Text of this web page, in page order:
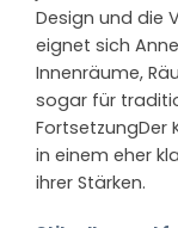
Design und die
eignet sich
Innenräume,
sogar für
FortsetzungDer
in einem eher
ihrer Stärken.